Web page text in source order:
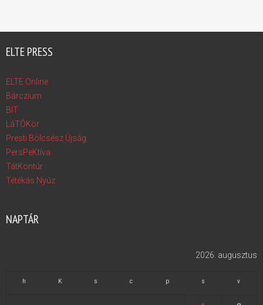
ELTE PRESS
ELTE Online
Bárczium
BIT
LáTÓKör
Presti Bölcsész Újság
PersPeKtíva
TátKontúr
Tétékás Nyúz
NAPTÁR
2026. augusztus
h K s c p s v